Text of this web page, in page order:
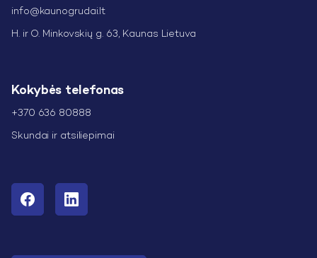
info@kaunogrudai.lt
H. ir O. Minkovskių g. 63, Kaunas Lietuva
Kokybės telefonas
+370 636 80888
Skundai ir atsiliepimai